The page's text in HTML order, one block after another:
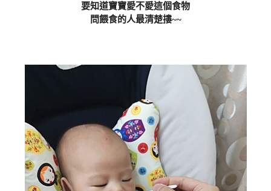
要知道寶寶愛不愛這個食物
問餵食的人最清楚摟~~